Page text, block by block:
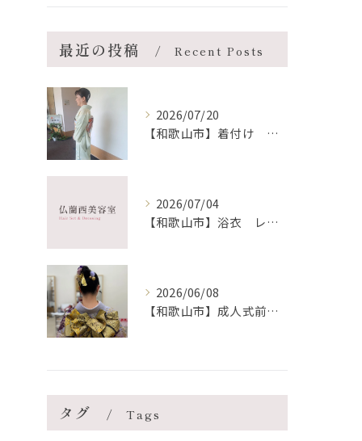
最近の投稿 Recent Posts
2026/07/20
【和歌山市】着付け ヘア メイク 出張 仏蘭西美容室
2026/07/04
【和歌山市】浴衣 レンタル着付け ヘア メイク 出張 仏蘭西美容室
2026/06/08
【和歌山市】成人式前撮り 着付け ヘア メイク 出張 仏蘭西美容室
タグ Tags